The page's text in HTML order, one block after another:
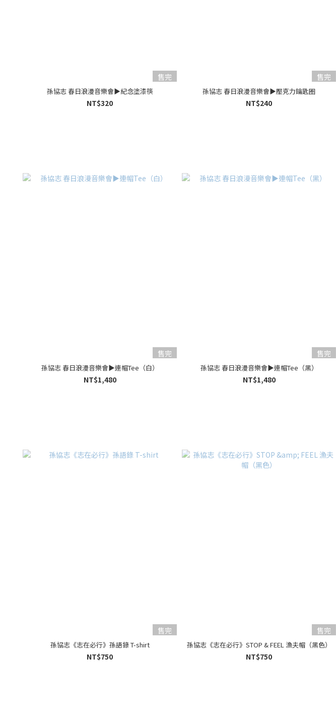
售完
孫協志 春日浪漫音樂會▶︎紀念塗漆筷
NT$320
售完
孫協志 春日浪漫音樂會▶︎壓克力鑰匙圈
NT$240
售完
孫協志 春日浪漫音樂會▶︎連帽Tee（白）
NT$1,480
售完
孫協志 春日浪漫音樂會▶︎連帽Tee（黑）
NT$1,480
售完
孫協志《志在必行》孫語錄 T-shirt
NT$750
售完
孫協志《志在必行》STOP & FEEL 漁夫帽（黑色）
NT$750